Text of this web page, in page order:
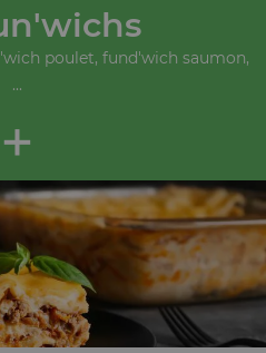
poulet, fund'wich saumon,
...
+